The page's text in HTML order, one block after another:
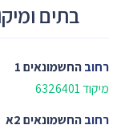
בתים
רחובהחשמונאים 1
מיקוד 6326401
רחובהחשמונאים 2א